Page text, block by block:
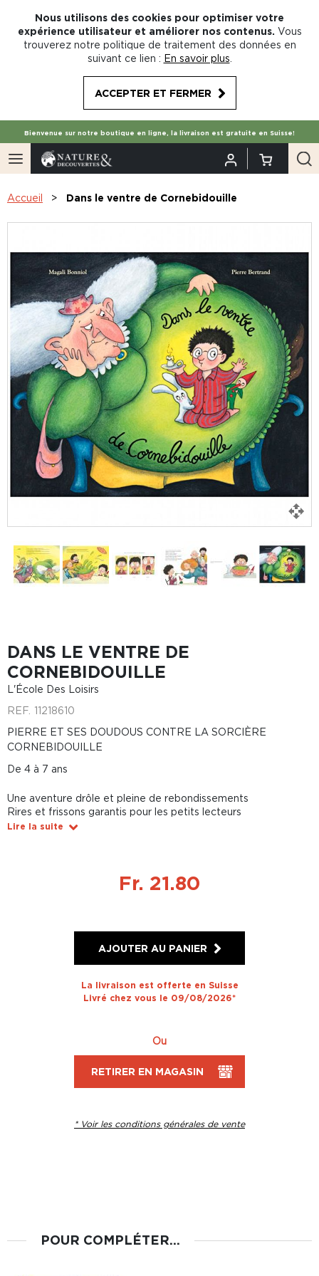
Nous utilisons des cookies pour optimiser votre
expérience utilisateur et améliorer nos contenus. Vous
trouverez notre politique de traitement des données en
suivant ce lien : En savoir plus
ACCEPTER ET FERMER
Bienvenue sur notre boutique en ligne, la livraison est gratuite en Suisse!
Accueil Dans le ventre de Cornebidouille
DANS LE VENTRE DE
CORNEBIDOUILLE
L'École Des Loisirs
REF. 11218610
PIERRE ET SES DOUDOUS CONTRE LA SORCIÈRE
CORNEBIDOUILLE
De 4 à 7 ans
Une aventure drôle et pleine de rebondissements
Rires et frissons garantis pour les petits lecteurs
Lire la suite
Fr. 21.80
AJOUTER AU PANIER
La livraison est offerte en Suisse
Livré chez vous le 09/08/2026*
Ou
RETIRER EN MAGASIN
* Voir les conditions générales de vente
POUR COMPLÉTER...